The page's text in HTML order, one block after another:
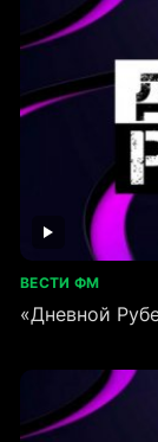
ВЕСТИ ФМ
«Дневной